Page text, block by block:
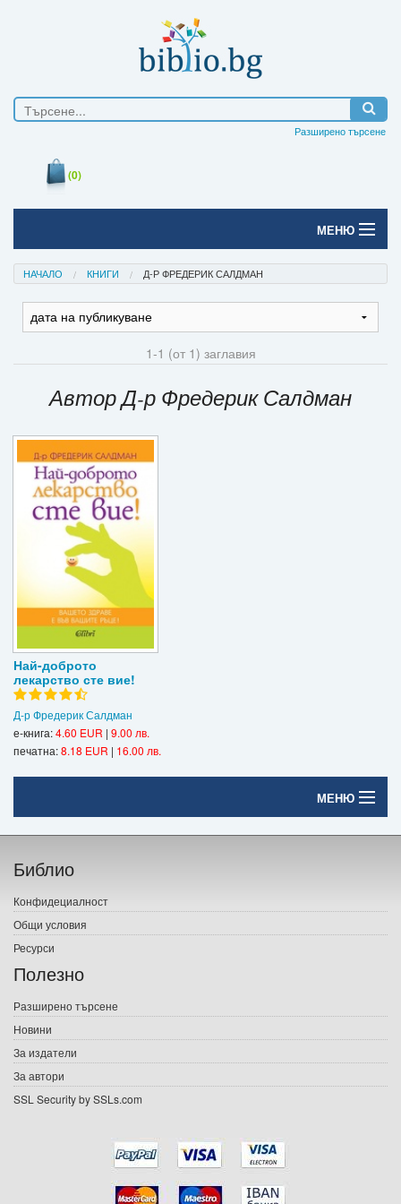
Разширено търсене
(0)
МЕНЮ
Начало
Печатни книги
Е-списания
Подаръци
Ваучери
Промоции
Контакти
Вход
Регистрация
НАЧАЛО КНИГИ Д-Р ФРЕДЕРИК САЛДМАН
1-1 (от 1) заглавия
Автор Д-р Фредерик Салдман
Най-доброто
лекарство сте вие!
Д-р Фредерик Салдман
е-книга:4.60 EUR | 9.00 лв.
печатна:8.18 EUR | 16.00 лв.
МЕНЮ
Начало
Печатни книги
Електронни книги
Е-списания
Подаръци
Ваучери
Библио
Конфидециалност
Общи условия
Ресурси
Полезно
Разширено търсене
Новини
За издатели
За автори
SSL Security by SSLs.com